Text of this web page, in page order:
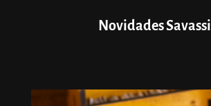
Novidades Savassi